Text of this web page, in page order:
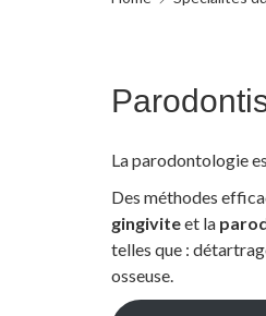
La parodontologie
Des méthodes
gingiviteet la
telles que :
osseuse.